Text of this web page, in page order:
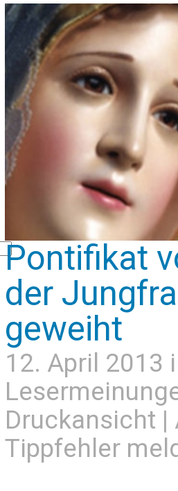
Pontifikat
der
geweiht
12. April 2013
Druckansicht |
Tippfehler